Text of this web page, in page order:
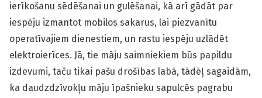
ierīkošanu sēdēšanai un gulēšanai, kā arī gādāt par
iespēju izmantot mobilos sakarus, lai piezvanītu
operatīvajiem dienestiem, un rastu iespēju uzlādēt
elektroierīces. Jā, tie māju saimniekiem būs papildu
izdevumi, taču tikai pašu drošības labā, tādēļ sagaidām,
ka daudzdzīvokļu māju īpašnieku sapulcēs pagrabu